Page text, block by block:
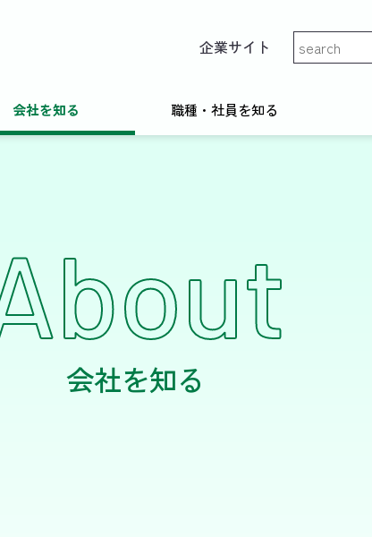
企業サイト
会社を知る 職種・社員を知る
会社を知る